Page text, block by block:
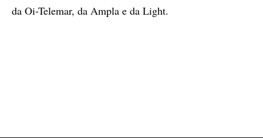
da Oi-Telemar, da Ampla e da Light.